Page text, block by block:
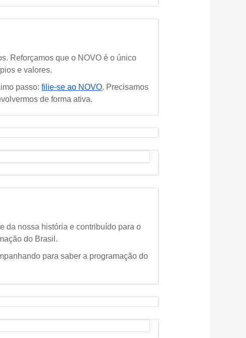
Reforçamos que o NOVO é o único
e valores.
passo:filie-se ao NOVO. Precisamos
de forma ativa.
da nossa história e contribuído para o
do Brasil.
para saber a programação do